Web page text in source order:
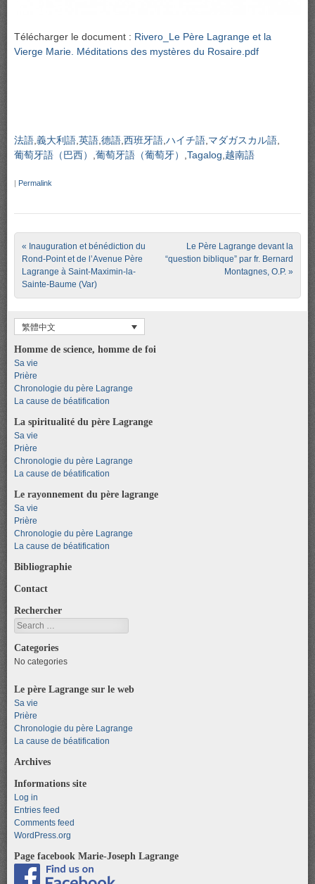
Télécharger le document : Rivero_Le Père Lagrange et la
Vierge Marie. Méditations des mystères du Rosaire.pdf
法語 義大利語 英語 德語 西班牙語 ハイチ語 マダガスカル語
葡萄牙語（巴西）
葡萄牙語（葡萄牙） Tagalog 越南語
| Permalink
Post navigation
« Inauguration et bénédiction du
Rond-Point et de l’Avenue Père
Lagrange à Saint-Maximin-la-
Sainte-Baume (Var)
Le Père Lagrange devant la
“question biblique” par fr. Bernard
Montagnes, O.P. »
繁體中文
Homme de science, homme de foi
Sa vie
Prière
Chronologie du père Lagrange
La cause de béatification
La spiritualité du père Lagrange
Sa vie
Prière
Chronologie du père Lagrange
La cause de béatification
Le rayonnement du père lagrange
Sa vie
Prière
Chronologie du père Lagrange
La cause de béatification
Bibliographie
Contact
Rechercher
Search
Categories
No categories
Le père Lagrange sur le web
Sa vie
Prière
Chronologie du père Lagrange
La cause de béatification
Archives
Informations site
Log in
Entries feed
Comments feed
WordPress.org
Page facebook Marie-Joseph Lagrange